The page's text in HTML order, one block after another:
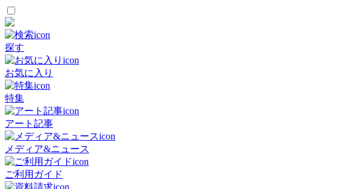
探す
お気に入り
特集
アート記事
メディア&ニュース
ご利用ガイド